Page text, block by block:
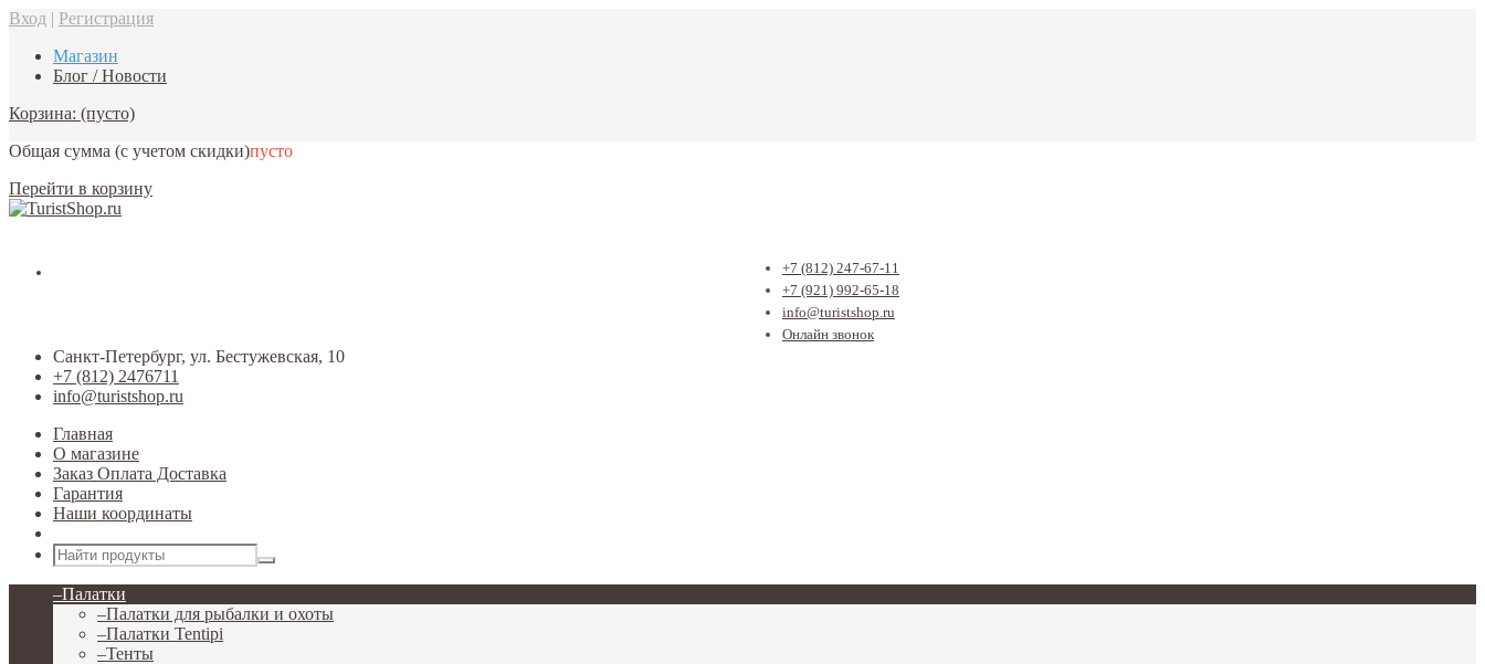
Вход | Регистрация
Магазин
Блог / Новости
Корзина: (пусто)
Общая сумма (с учетом скидки)пусто
Перейти в корзину
+7 (812) 247-67-11
+7 (921) 992-65-18
info@turistshop.ru
Онлайн звонок
Санкт-Петербург, ул. Бестужевская, 10
+7 (812) 2476711
info@turistshop.ru
Главная
О магазине
Заказ Оплата Доставка
Гарантия
Наши координаты
–Палатки
–Палатки для рыбалки и охоты
–Палатки Tentipi
–Тенты